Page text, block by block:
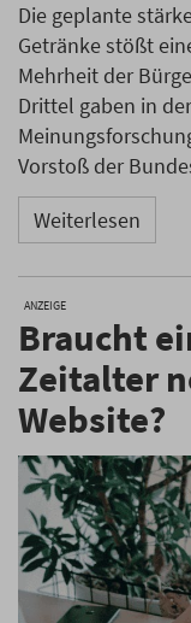
Die geplante
Getränke stößt
Mehrheit der
Drittel gaben in
Vorstoß der
Weiterlesen
ANZEIGE
Braucht
Zeitalter
Website?